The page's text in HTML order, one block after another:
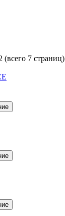
(всего 7 страниц)